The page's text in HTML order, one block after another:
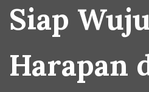
Siap
Harapan